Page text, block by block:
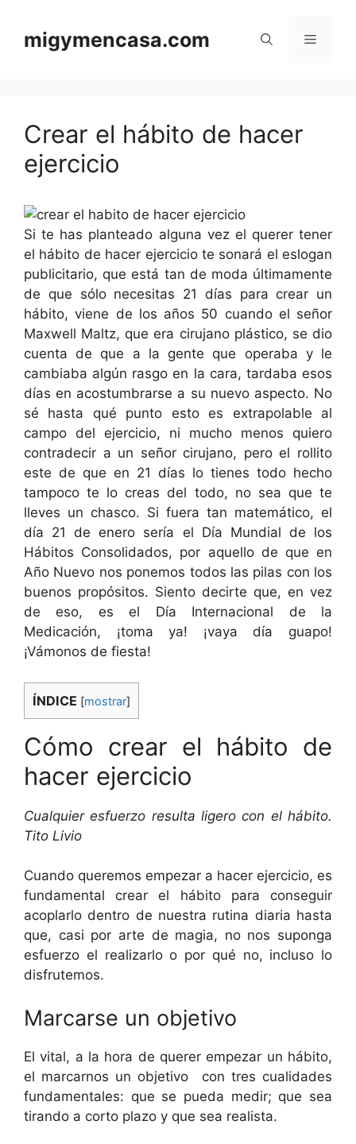
contenido
migymencasa.com Menú
Crear el hábito de hacer
ejercicio
Si te has planteado alguna vez el querer tener
el hábito de hacer ejercicio te sonará el eslogan
publicitario, que está tan de moda últimamente
de que sólo necesitas 21 días para crear un
hábito, viene de los años 50 cuando el señor
Maxwell Maltz, que era cirujano plástico, se dio
cuenta de que a la gente que operaba y le
cambiaba algún rasgo en la cara, tardaba esos
días en acostumbrarse a su nuevo aspecto. No
sé hasta qué punto esto es extrapolable al
campo del ejercicio, ni mucho menos quiero
contradecir a un señor cirujano, pero el rollito
este de que en 21 días lo tienes todo hecho
tampoco te lo creas del todo, no sea que te
lleves un chasco. Si fuera tan matemático, el
día 21 de enero sería el Día Mundial de los
Hábitos Consolidados, por aquello de que en
Año Nuevo nos ponemos todos las pilas con los
buenos propósitos. Siento decirte que, en vez
de eso, es el Día Internacional de la
Medicación, ¡toma ya! ¡vaya día guapo!
¡Vámonos de fiesta!
ÍNDICE [mostrar]
Cómo crear el hábito de
hacer ejercicio
Cualquier esfuerzo resulta ligero con el hábito.
Tito Livio
Cuando queremos empezar a hacer ejercicio, es
fundamental crear el hábito para conseguir
acoplarlo dentro de nuestra rutina diaria hasta
que, casi por arte de magia, no nos suponga
esfuerzo el realizarlo o por qué no, incluso lo
disfrutemos.
Marcarse un objetivo
El vital, a la hora de querer empezar un hábito,
el marcarnos un objetivo con tres cualidades
fundamentales: que se pueda medir; que sea
tirando a corto plazo y que sea realista.